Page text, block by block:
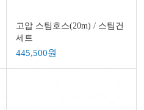
고압 스팀호스(20m) / 스팀건
세트
445,500원